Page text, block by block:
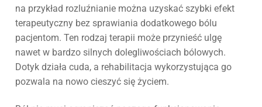
na przykład rozluźnianie można uzyskać szybki efekt
terapeutyczny bez sprawiania dodatkowego bólu
pacjentom. Ten rodzaj terapii może przynieść ulgę
nawet w bardzo silnych dolegliwościach bólowych.
Dotyk działa cuda, a rehabilitacja wykorzystująca go
pozwala na nowo cieszyć się życiem.